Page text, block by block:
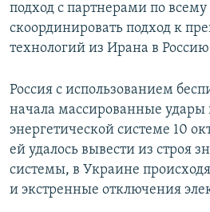
подход с партнерами по
скоординировать подход к
технологий из Ирана в
Россия с использованием
начала массированные удары
энергетической системе 10
ей удалось вывести из строя
системы, в Украине
и экстренные отключения